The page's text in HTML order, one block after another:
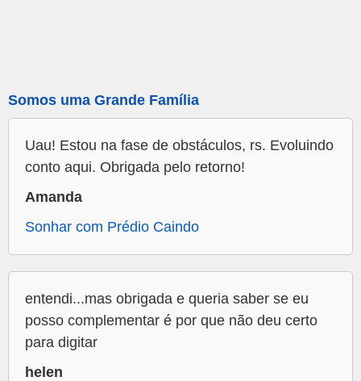
Somos uma Grande Família
Uau! Estou na fase de obstáculos, rs. Evoluindo
conto aqui. Obrigada pelo retorno!
Amanda
Sonhar com Prédio Caindo
entendi...mas obrigada e queria saber se eu
posso complementar é por que não deu certo
para digitar
helen